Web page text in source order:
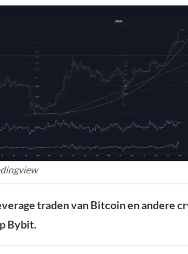
traden van Bitcoin en andere
Bybit.